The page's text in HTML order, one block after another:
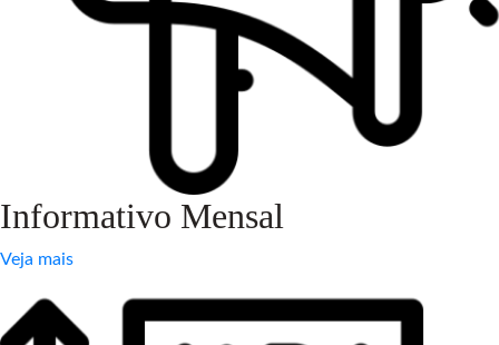
Informativo Mensal
Veja mais